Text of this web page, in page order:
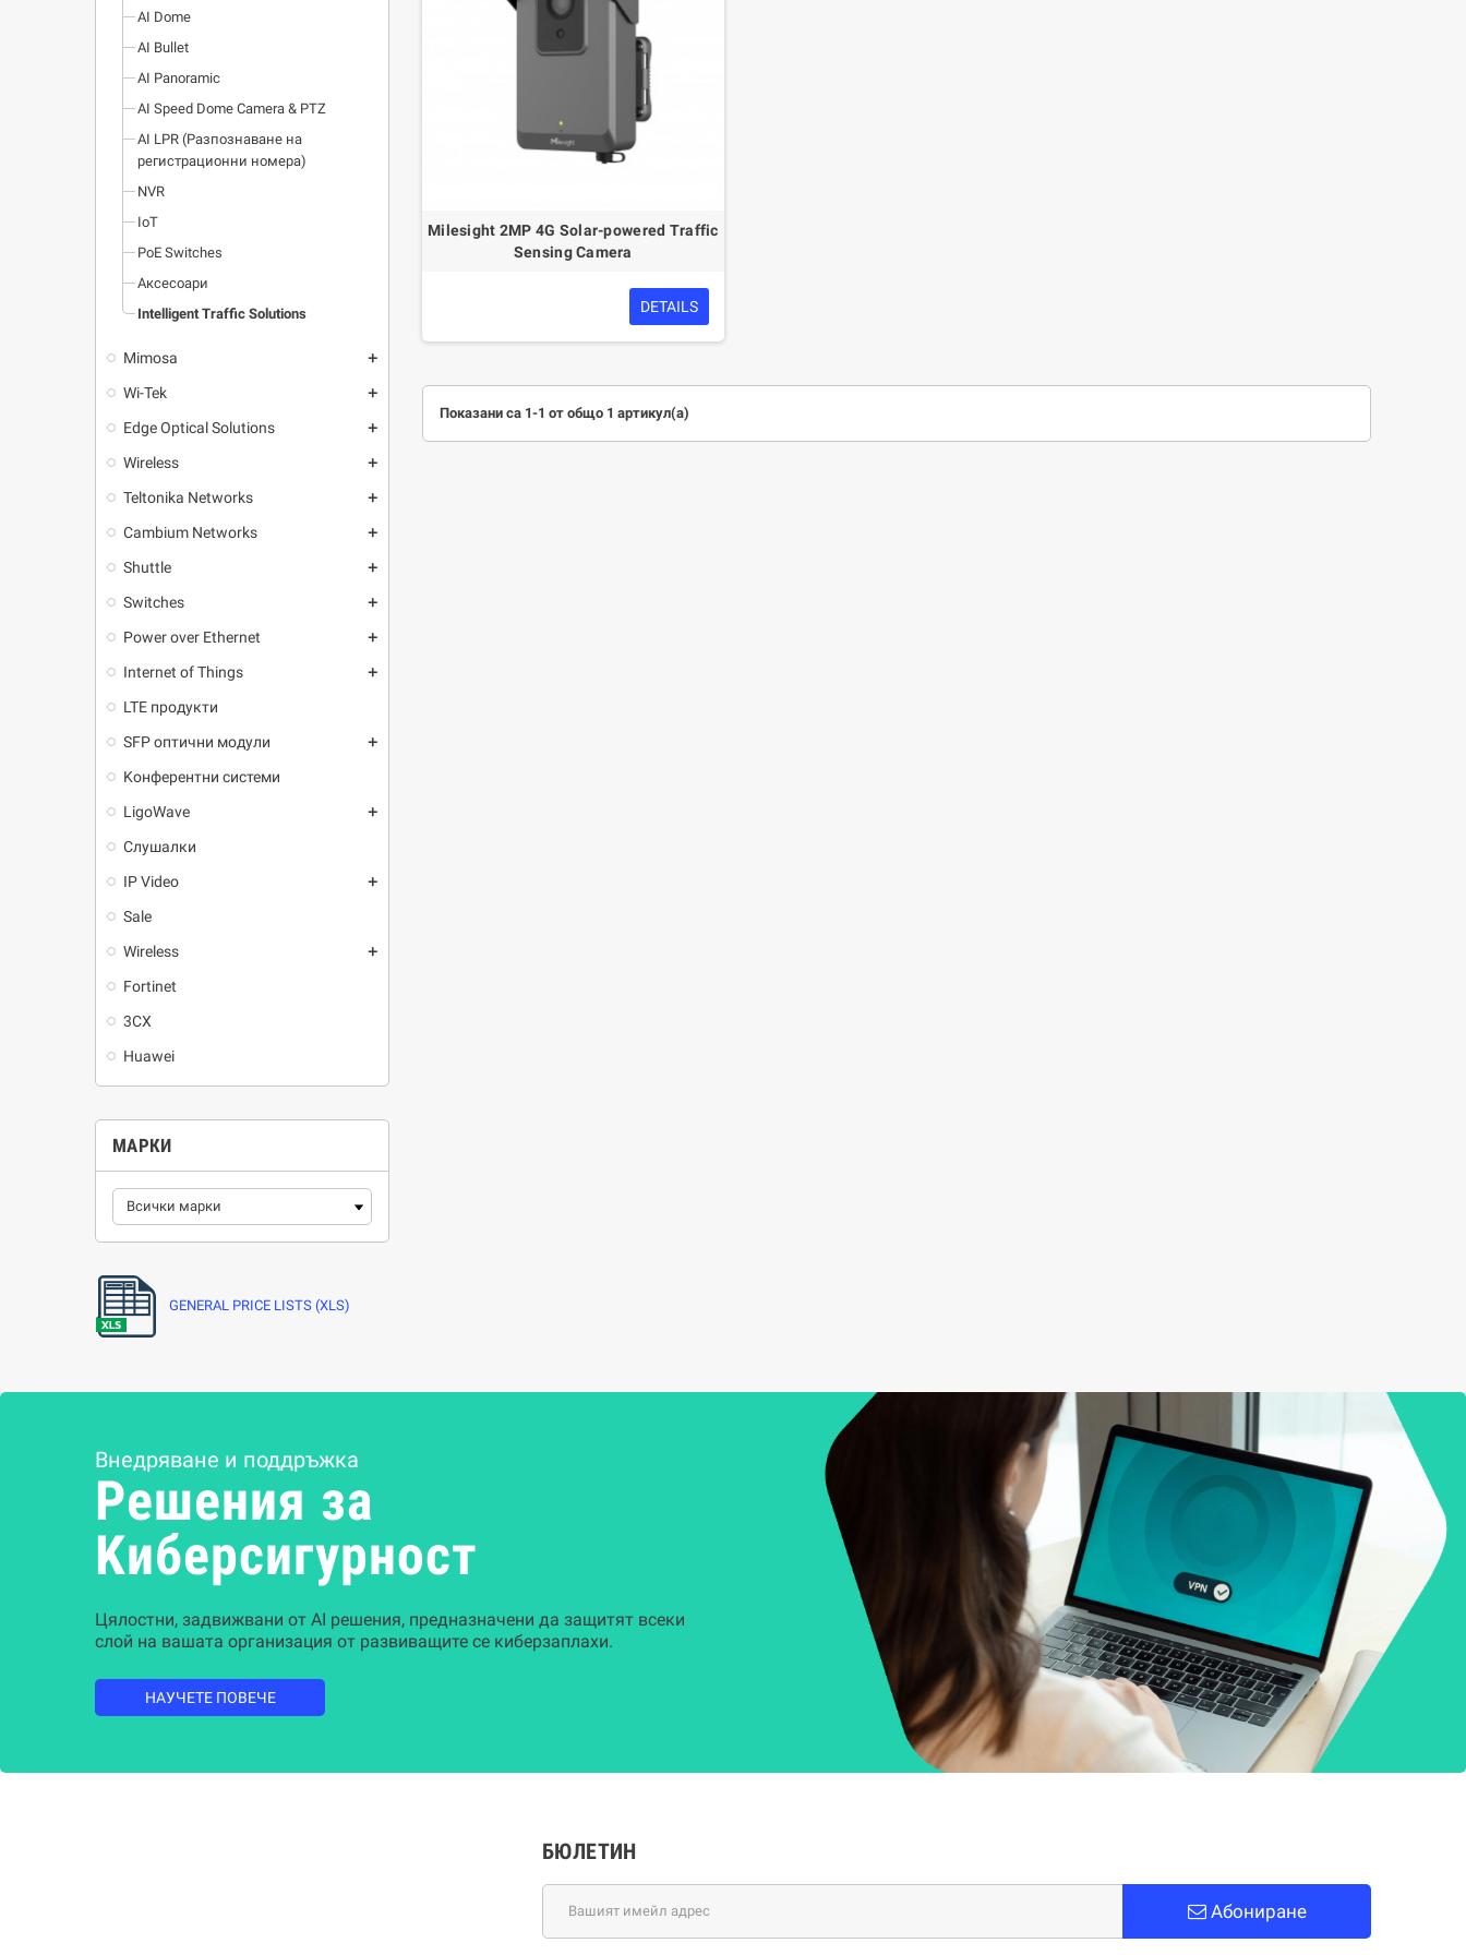
AI Dome
AI Bullet
AI Panoramic
AI Speed Dome Camera & PTZ
AI LPR (Разпознаване на
регистрационни номера)
NVR
IoT
PoE Switches
Аксесоари
Intelligent Traffic Solutions
Mimosa add
Wi-Tek add
Edge Optical Solutions add
Wireless add
Teltonika Networks add
Cambium Networks add
Shuttle add
Switches add
Power over Ethernet add
Internet of Things add
LTE продукти
SFP оптични модули
add
Kонферентни системи
LigoWave
add
Слушалки
IP Video
add
Sale
Wireless
add
Fortinet
3CX
Huawei
МАРКИ
GENERAL PRICE LISTS (XLS)
Milesight 2MP 4G Solar-powered Traffic
Sensing Camera
DETAILS
Показани са 1-1 от общо 1 артикул(а)
Внедряване и поддръжка
Решения за
Kиберсигурност
Цялостни, задвижвани от AI решения, предназначени да защитят всеки
слой на вашата организация от развиващите се киберзаплахи.
НАУЧЕТЕ ПОВЕЧЕ
БЮЛЕТИН
Абониране